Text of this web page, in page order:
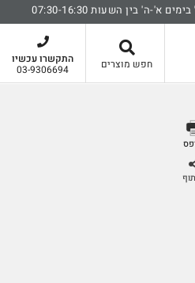
א'-ה' בין השעות 07:30-16:30
חפש מוצרים התקשרו עכשיו
03-9306694